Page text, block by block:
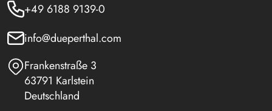
+49 6188 9139-0
info@dueperthal.com
Frankenstraße 3
63791 Karlstein
Deutschland